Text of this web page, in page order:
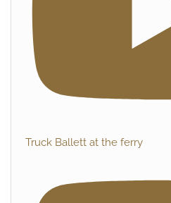
Truck Ballett at the ferry